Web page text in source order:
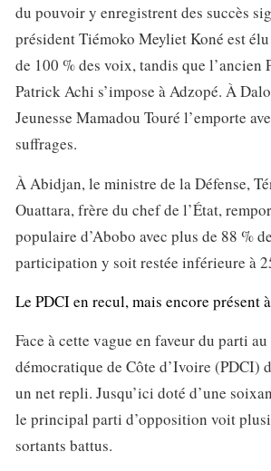
du pouvoir y enregistrent des succès
président Tiémoko Meyliet Koné est élu
de 100 % des voix, tandis que l’ancien
Patrick Achi s’impose à Adzopé. À
Jeunesse Mamadou Touré l’emporte
suffrages.
À Abidjan, le ministre de la Défense,
Ouattara, frère du chef de l’État,
populaire d’Abobo avec plus de 88 %
participation y soit restée inférieure à
Le PDCI en recul, mais encore présent
Face à cette vague en faveur du parti
démocratique de Côte d’Ivoire (PDCI)
un net repli. Jusqu’ici doté d’une
le principal parti d’opposition voit
sortants battus.